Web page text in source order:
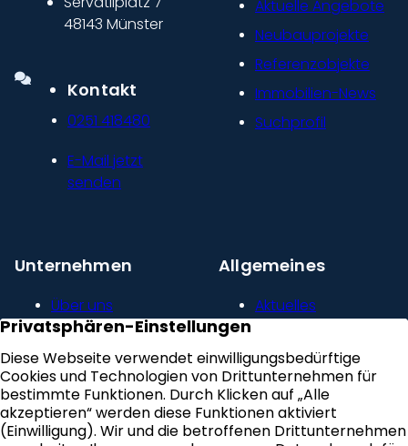
48143 Münster
Kontakt
0251 418480
E-Mail jetzt
senden
Aktuelle Angebote
Neubauprojekte
Referenzobjekte
Immobilien-News
Suchprofil
Unternehmen
Über uns
Unser Leitbild
Presse und
Newsroom
Kundenstimmen
Allgemeines
Aktuelles
Impressum
Datenschutz
Erklärung zur